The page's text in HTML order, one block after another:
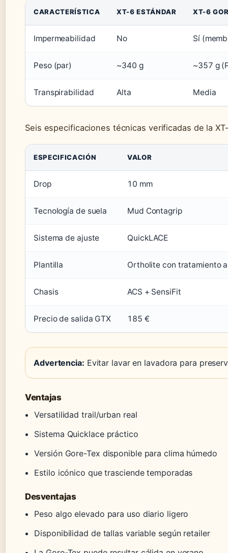
CARACTERÍSTICA XT-6 ESTÁNDAR XT-6
Impermeabilidad No Sí
Peso (par) ~340 g ~357 g
Transpirabilidad Alta Media
Seis especificaciones técnicas verificadas de la
ESPECIFICACIÓN VALOR
Drop 10 mm
Tecnología de suela Mud Contagrip
Sistema de ajuste QuickLACE
Plantilla Ortholite con tratamiento
Chasis ACS + SensiFit
Precio de salida GTX 185 €
Advertencia: Evitar lavar en lavadora para
Ventajas
Versatilidad trail/urban real
Sistema Quicklace práctico
Versión Gore-Tex disponible para clima húmedo
Estilo icónico que trasciende temporadas
Desventajas
Peso algo elevado para uso diario ligero
Disponibilidad de tallas variable según retailer